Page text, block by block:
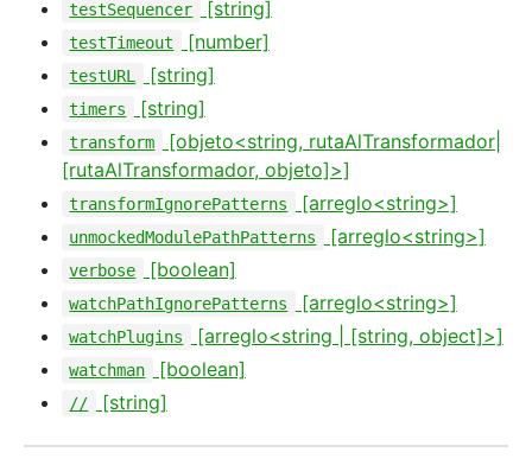
testSequencer [string]
testTimeout [number]
testURL [string]
timers [string]
transform
[objeto<string, rutaAlTransformador|
[rutaAlTransformador, objeto]>]
transformIgnorePatterns [arreglo<string>]
unmockedModulePathPatterns [arreglo<string>]
verbose [boolean]
watchPathIgnorePatterns [arreglo<string>]
watchPlugins [arreglo<string | [string, object]>]
watchman [boolean]
// [string]